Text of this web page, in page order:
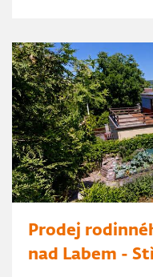
Prodej
nad Labem -